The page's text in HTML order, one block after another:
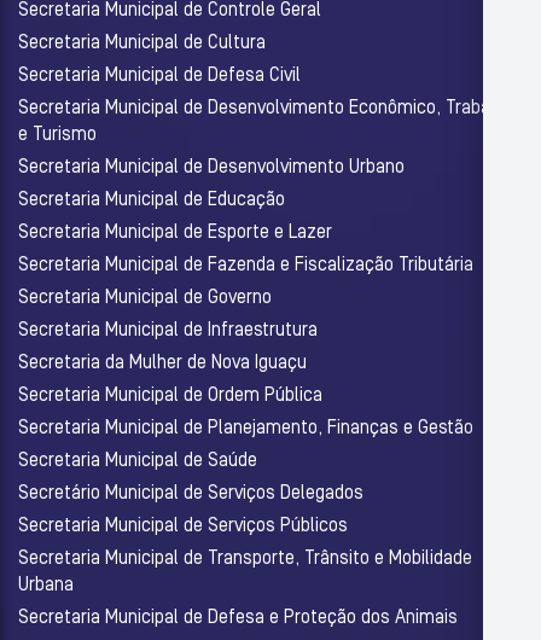
Secretaria Municipal de Controle Geral
Secretaria Municipal de Cultura
Secretaria Municipal de Defesa Civil
Secretaria Municipal de Desenvolvimento Econômico, Trabalho
e Turismo
Secretaria Municipal de Desenvolvimento Urbano
Secretaria Municipal de Educação
Secretaria Municipal de Esporte e Lazer
Secretaria Municipal de Fazenda e Fiscalização Tributária
Secretaria Municipal de Governo
Secretaria Municipal de Infraestrutura
Secretaria da Mulher de Nova Iguaçu
Secretaria Municipal de Ordem Pública
Secretaria Municipal de Planejamento, Finanças e Gestão
Secretaria Municipal de Saúde
Secretário Municipal de Serviços Delegados
Secretaria Municipal de Serviços Públicos
Secretaria Municipal de Transporte, Trânsito e Mobilidade
Urbana
Secretaria Municipal de Defesa e Proteção dos Animais